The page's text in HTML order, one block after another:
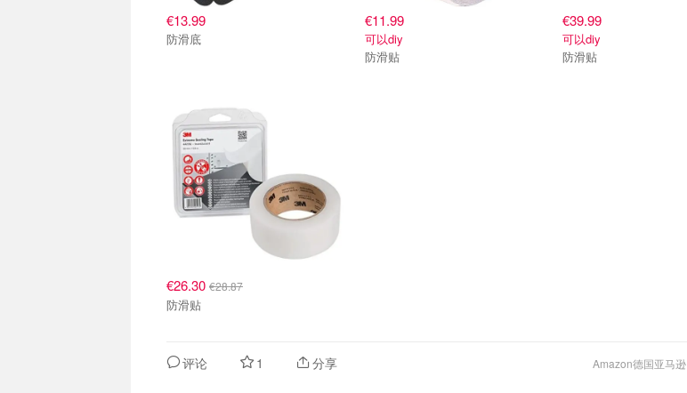
€13.99
防滑底
€11.99
可以diy
防滑贴
€39.99
可以diy
防滑贴
€26.30 €28.87
防滑贴
Amazon德国亚马逊
评论 1 分享